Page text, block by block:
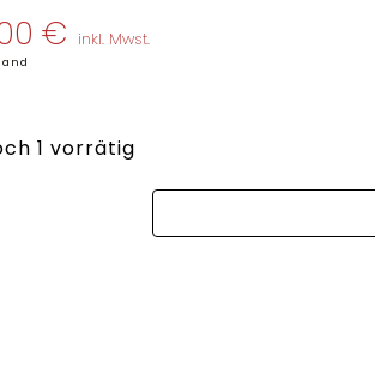
€ inkl. Mwst.
1 vorrätig